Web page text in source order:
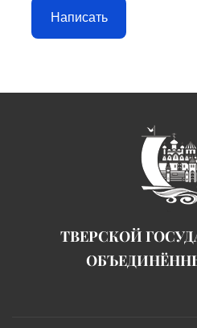
Написать
ТВЕРСКОЙ